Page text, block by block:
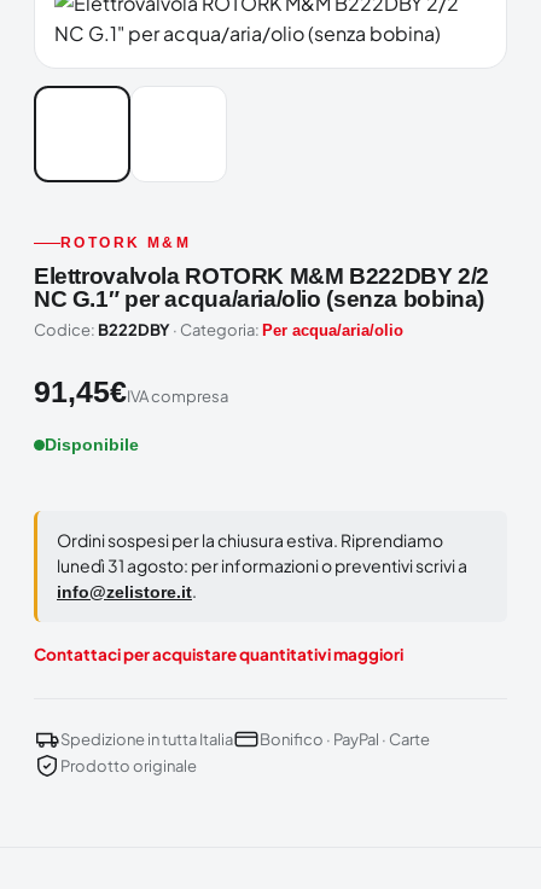
ROTORK M&M
Elettrovalvola ROTORK M&M B222DBY 2/2
NC G.1″ per acqua/aria/olio (senza bobina)
Codice: B222DBY· Categoria: Per acqua/aria/olio
91,45€IVA compresa
Disponibile
Ordini sospesi per la chiusura estiva. Riprendiamo
lunedì 31 agosto: per informazioni o preventivi scrivi a
info@zelistore.it.
Contattaci per acquistare quantitativi maggiori
Spedizione in tutta Italia
Bonifico · PayPal · Carte
Prodotto originale